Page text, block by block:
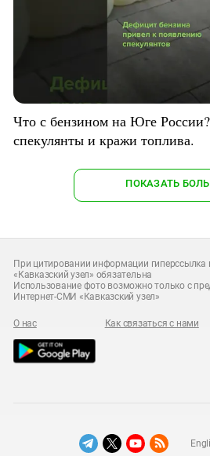
Что с бензином на Юге
спекулянты и кражи топлива.
ПОКАЗАТЬ
При цитировании информации гиперссылка
«Кавказский узел» обязательна
Использование фото возможно только с
Интернет-СМИ «Кавказский узел»
О нас Как связаться с нами